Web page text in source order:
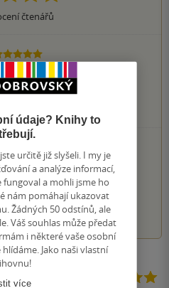
čtenářů
5 hvězdiček
3 hvězdičky
2 hvězdičky
hvezdička
KNIHY
4.3 z 5
5
údaje? Knihy to
určitě již slyšeli. I my je
a analýze informací,
a mohli jsme ho
nám pomáhají ukazovat
Žádných 50 odstínů, ale
Váš souhlas může předat
i některé vaše osobní
Jako naši vlastní
více